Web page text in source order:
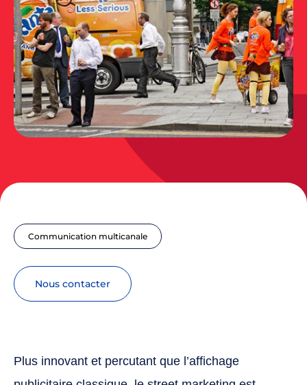
Communication multicanale
nous contacter
Plus innovant et percutant que l’affichage